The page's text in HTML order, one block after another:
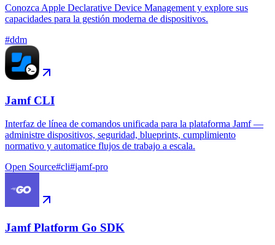
Conozca Apple Declarative Device Management y explore sus
capacidades para la gestión moderna de dispositivos.
#ddm
Jamf CLI
Interfaz de línea de comandos unificada para la plataforma Jamf —
administre dispositivos, seguridad, blueprints, cumplimiento
normativo y automatice flujos de trabajo a escala.
Open Source#cli#jamf-pro
Jamf Platform Go SDK